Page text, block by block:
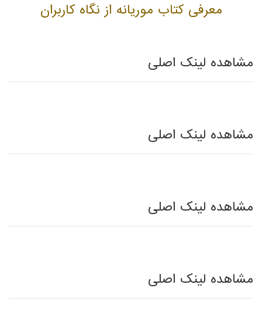
معرفی کتاب موریانه از نگاه کاربران
مشاهده لینک اصلی
مشاهده لینک اصلی
مشاهده لینک اصلی
مشاهده لینک اصلی